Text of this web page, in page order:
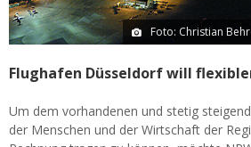
Foto: Christian
Flughafen Düsseldorf will
Um dem vorhandenen und stetig
der Menschen und der Wirtschaft der